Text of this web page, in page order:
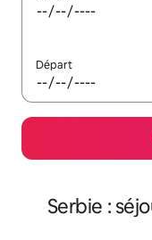
Départ
Serbie :